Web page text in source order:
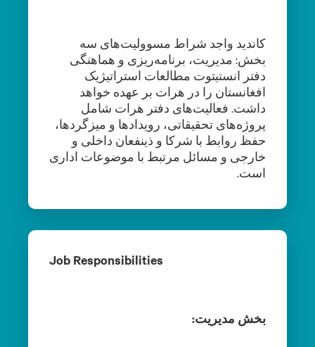
کاندید واجد شراط مسوولیت‌های سه
بخش: مدیریت، برنامه‌ریزی و هماهنگی
دفتر انستیتوت مطالعات استراتیژیک
افغانستان را در هرات بر عهده خواهد
داشت. فعالیت‌های دفتر هرات شامل
پروژه‌های تحقیقاتی، رویدادها و میزگردها،
حفظ روابط با شرکا و ذینفعان داخلی و
خارجی و مسائل مرتبط با موضوعات اداری
است.
Job Responsibilities
بخش مدیریت: